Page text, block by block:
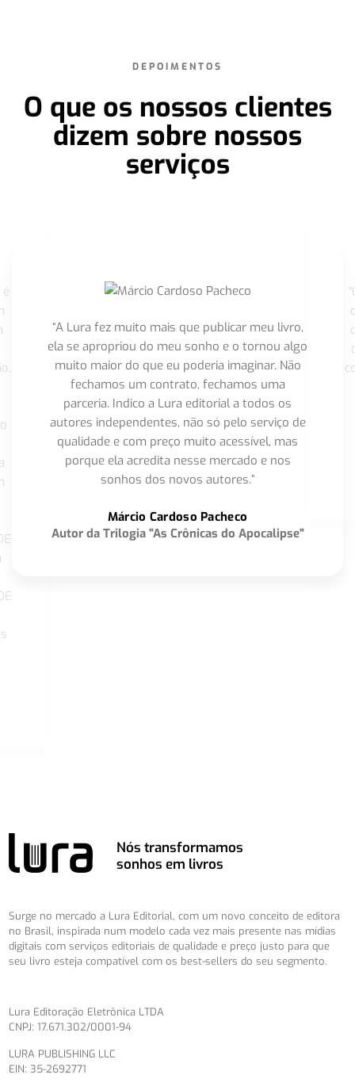
DEPOIMENTOS
O que os nossos clientes
dizem sobre nossos
serviços
“A Lura fez muito mais que publicar meu livro,
ela se apropriou do meu sonho e o tornou algo
muito maior do que eu poderia imaginar. Não
fechamos um contrato, fechamos uma
parceria. Indico a Lura editorial a todos os
autores independentes, não só pelo serviço de
qualidade e com preço muito acessível, mas
porque ela acredita nesse mercado e nos
sonhos dos novos autores.”
Márcio Cardoso Pacheco
Autor da Trilogia "As Crônicas do Apocalipse"
Nós transformamos
sonhos em livros
Surge no mercado a Lura Editorial, com um novo conceito de editora
no Brasil, inspirada num modelo cada vez mais presente nas mídias
digitais com serviços editoriais de qualidade e preço justo para que
seu livro esteja compatível com os best-sellers do seu segmento.
Lura Editoração Eletrônica LTDA
CNPJ: 17.671.302/0001-94
LURA PUBLISHING LLC
EIN: 35-2692771